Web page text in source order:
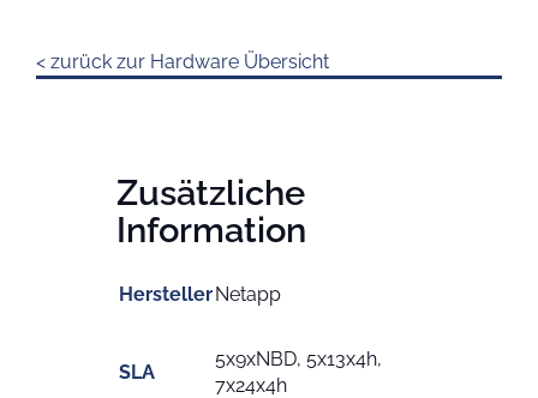
< zurück zur Hardware Übersicht
Zusätzliche
Information
HerstellerNetapp
SLA
5x9xNBD, 5x13x4h,
7x24x4h